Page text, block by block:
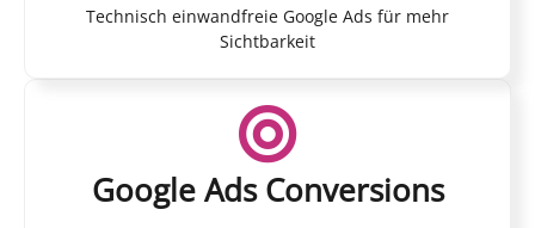
Technisch einwandfreie Google Ads für mehr
Sichtbarkeit
Google Ads Conversions